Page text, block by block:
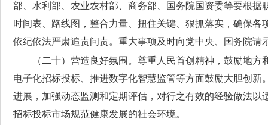
部、水利部、农业农村部、商务部、国务院国资委等要根
时间表、路线图，整合力量、扭住关键、狠抓落实，确保
依纪依法严肃追责问责。重大事项及时向党中央、国务院请
（二十）营造良好氛围。 尊重人民首创精神，鼓励地方
电子化招标投标、推进数字化智慧监管等方面鼓励大胆创
进展，加强动态监测和定期评估，对行之有效的经验做法
招标投标市场规范健康发展的社会环境。